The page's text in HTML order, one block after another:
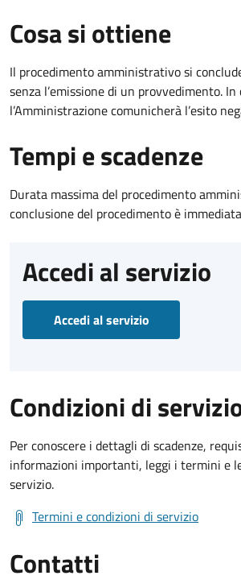
Cosa si ottiene
Il procedimento amministrativo si
senza l’emissione di un provvedimento.
l’Amministrazione comunicherà l’esito
Tempi e scadenze
Durata massima del procedimento
conclusione del procedimento è
Accedi al servizio
Accedi al servizio
Condizioni di
Per conoscere i dettagli di scadenze,
informazioni importanti, leggi i termini e
servizio.
Termini e condizioni di servizio
Contatti